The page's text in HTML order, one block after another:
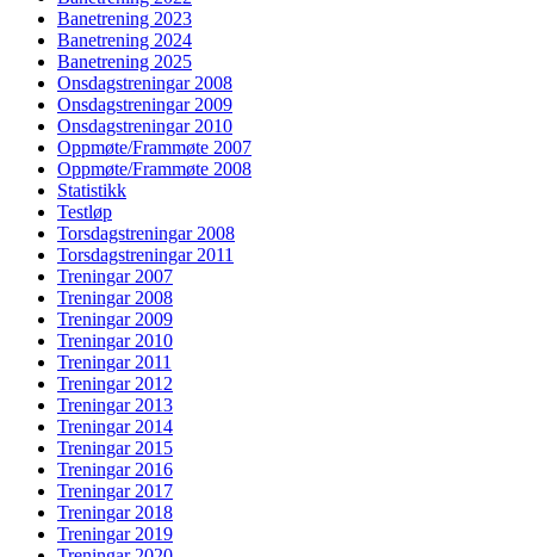
Banetrening 2023
Banetrening 2024
Banetrening 2025
Onsdagstreningar 2008
Onsdagstreningar 2009
Onsdagstreningar 2010
Oppmøte/Frammøte 2007
Oppmøte/Frammøte 2008
Statistikk
Testløp
Torsdagstreningar 2008
Torsdagstreningar 2011
Treningar 2007
Treningar 2008
Treningar 2009
Treningar 2010
Treningar 2011
Treningar 2012
Treningar 2013
Treningar 2014
Treningar 2015
Treningar 2016
Treningar 2017
Treningar 2018
Treningar 2019